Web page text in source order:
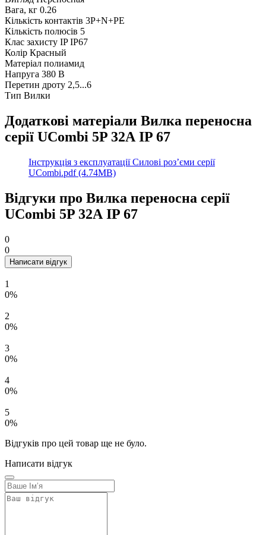
Вага, кг 0.26
Кількість контактів 3P+N+PE
Кількість полюсів 5
Клас захисту IP IP67
Колір Красный
Матеріал полиамид
Напруга 380 В
Перетин дроту 2,5...6
Тип Вилки
Додаткові матеріали Вилка переносна
серії UCombi 5P 32А IP 67
Інструкція з експлуатації Силові роз’єми серії
UCombi.pdf (4.74MB)
Відгуки про Вилка переносна серії
UCombi 5P 32А IP 67
0
0
Написати відгук
1
0%
2
0%
3
0%
4
0%
5
0%
Відгуків про цей товар ще не було.
Написати відгук